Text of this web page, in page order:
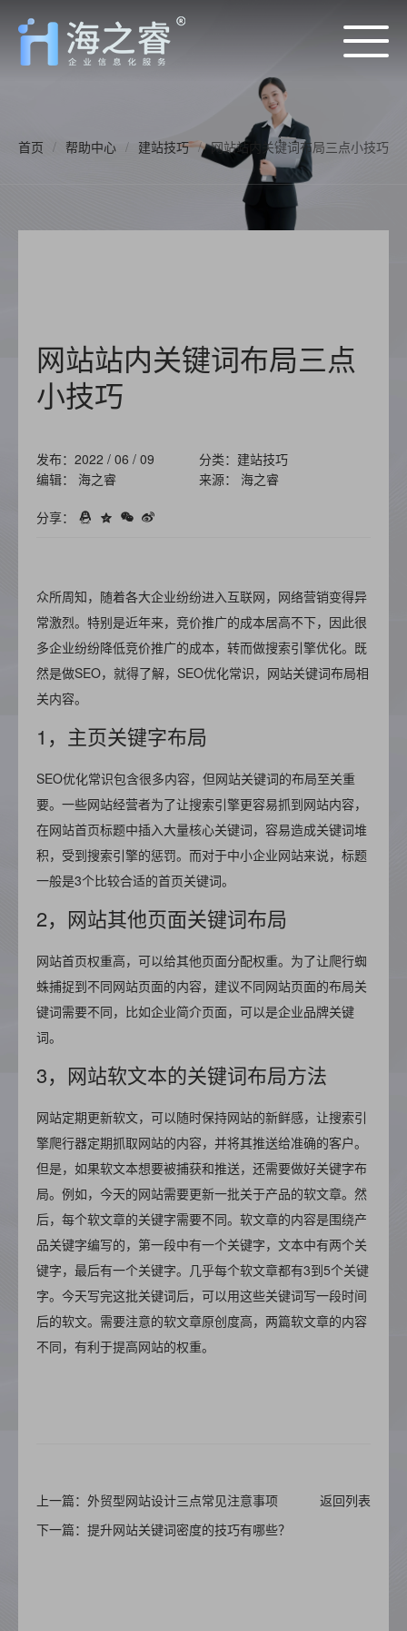
首页 / 帮助中心 / 建站技巧 / 网站站内关键词布局三点小技巧
网站站内关键词布局三点
小技巧
发布：2022 / 06 / 09
分类：建站技巧
编辑： 海之睿
来源： 海之睿
分享：
众所周知，随着各大企业纷纷进入互联网，网络营销变得异
常激烈。特别是近年来，竞价推广的成本居高不下，因此很
多企业纷纷降低竞价推广的成本，转而做搜索引擎优化。既
然是做SEO，就得了解，SEO优化常识，网站关键词布局相
关内容。
1，主页关键字布局
SEO优化常识包含很多内容，但网站关键词的布局至关重
要。一些网站经营者为了让搜索引擎更容易抓到网站内容，
在网站首页标题中插入大量核心关键词，容易造成关键词堆
积，受到搜索引擎的惩罚。而对于中小企业网站来说，标题
一般是3个比较合适的首页关键词。
2，网站其他页面关键词布局
网站首页权重高，可以给其他页面分配权重。为了让爬行蜘
蛛捕捉到不同网站页面的内容，建议不同网站页面的布局关
键词需要不同，比如企业简介页面，可以是企业品牌关键
词。
3，网站软文本的关键词布局方法
网站定期更新软文，可以随时保持网站的新鲜感，让搜索引
擎爬行器定期抓取网站的内容，并将其推送给准确的客户。
但是，如果软文本想要被捕获和推送，还需要做好关键字布
局。例如，今天的网站需要更新一批关于产品的软文章。然
后，每个软文章的关键字需要不同。软文章的内容是围绕产
品关键字编写的，第一段中有一个关键字，文本中有两个关
键字，最后有一个关键字。几乎每个软文章都有3到5个关键
字。今天写完这批关键词后，可以用这些关键词写一段时间
后的软文。需要注意的软文章原创度高，两篇软文章的内容
不同，有利于提高网站的权重。
上一篇：外贸型网站设计三点常见注意事项
返回列表
下一篇：提升网站关键词密度的技巧有哪些？